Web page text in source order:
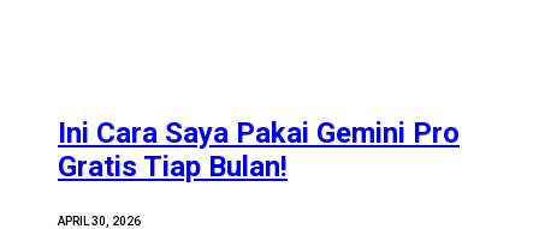
Ini Cara Saya Pakai Gemini Pro
Gratis Tiap Bulan!
APRIL 30, 2026